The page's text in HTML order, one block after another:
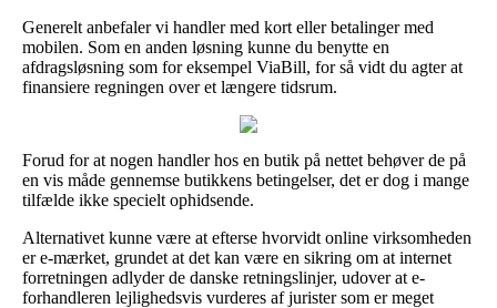
Generelt anbefaler vi handler med kort eller betalinger med
mobilen. Som en anden løsning kunne du benytte en
afdragsløsning som for eksempel ViaBill, for så vidt du agter at
finansiere regningen over et længere tidsrum.
Forud for at nogen handler hos en butik på nettet behøver de på
en vis måde gennemse butikkens betingelser, det er dog i mange
tilfælde ikke specielt ophidsende.
Alternativet kunne være at efterse hvorvidt online virksomheden
er e-mærket, grundet at det kan være en sikring om at internet
forretningen adlyder de danske retningslinjer, udover at e-
forhandleren lejlighedsvis vurderes af jurister som er meget